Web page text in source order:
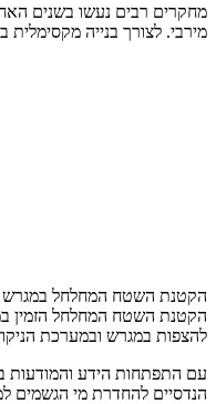
מחקרים רבים נעשו בשנים
מירבי. לצורך בנייה
הקטנת השטח המחלחל במגרש
הקטנת השטח המחלחל הזמין
להצפות במגרש ובמערכת
הנדסיים להחדרת מי הגשמים למי התהום ולמניעת הצפות כמו למשל סעיף 23.3.1